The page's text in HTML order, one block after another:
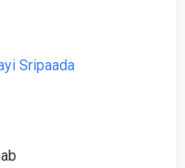
Sripaada